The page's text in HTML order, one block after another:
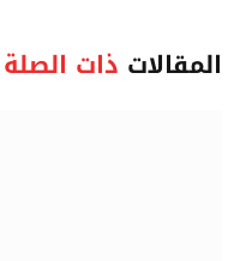
المقالات ذات الصلة